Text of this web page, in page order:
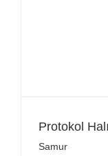
Protokol
Samur